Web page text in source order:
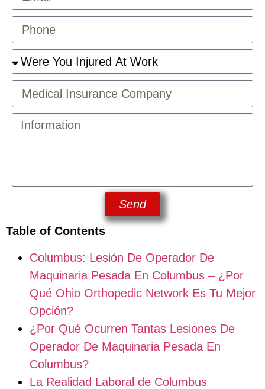
Send
Table of Contents
Columbus: Lesión De Operador De
Maquinaria Pesada En Columbus – ¿Por
Qué Ohio Orthopedic Network Es Tu Mejor
Opción?
¿Por Qué Ocurren Tantas Lesiones De
Operador De Maquinaria Pesada En
Columbus?
La Realidad Laboral de Columbus